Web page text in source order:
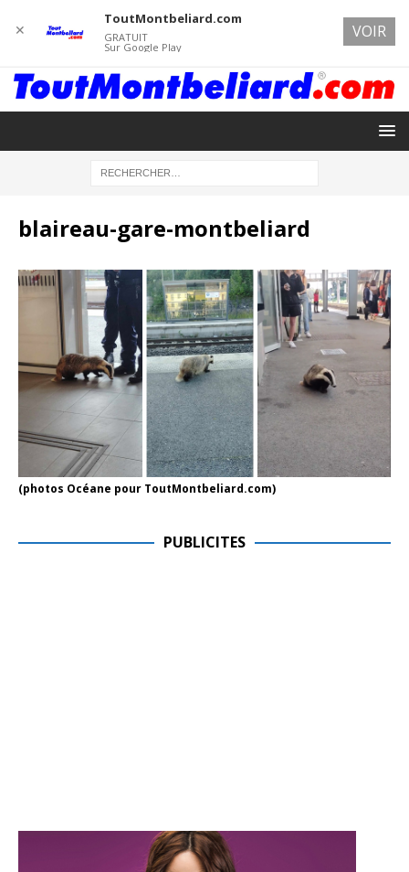
blaireau-gare-montbeliard
(photos Océane pour ToutMontbeliard.com)
PUBLICITES
✕
ToutMontbeliard.com
GRATUIT
Sur Google Play
VOIR